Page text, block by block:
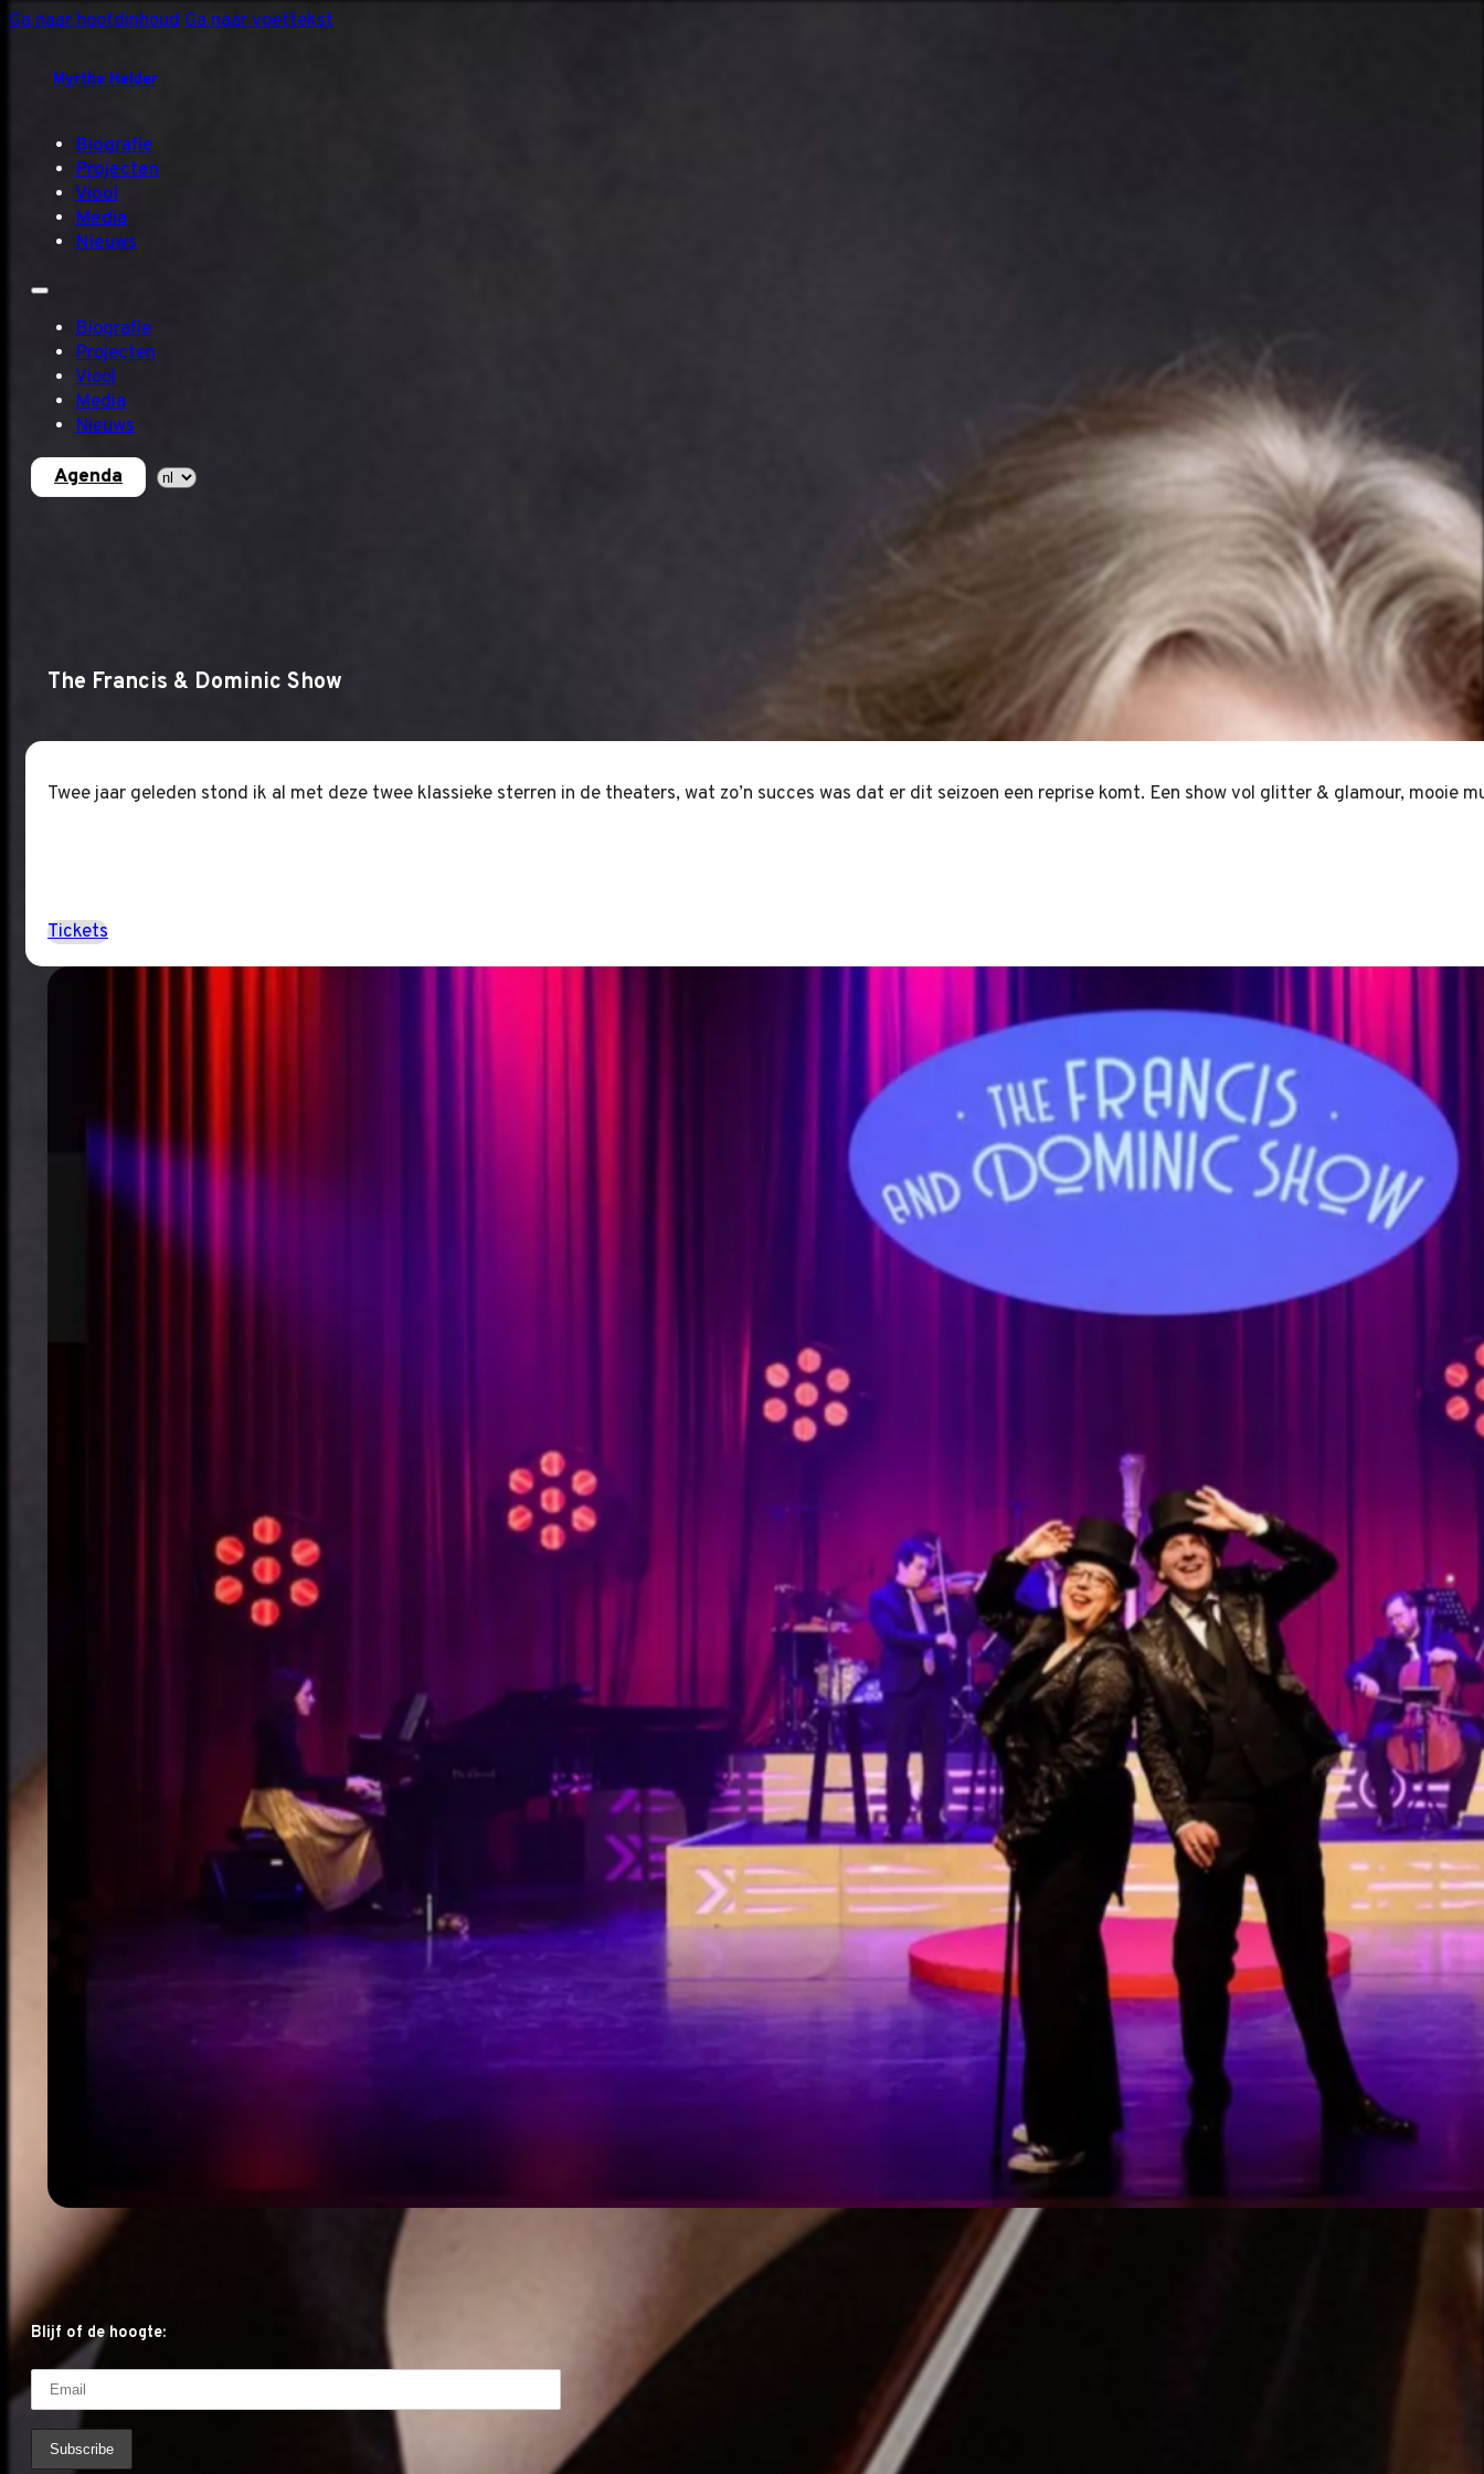
Ga naar hoofdinhoudGa naar voettekst
Myrthe Helder
Biografie
Projecten
Viool
Media
Nieuws
Biografie
Projecten
Viool
Media
Nieuws
Agenda
The Francis & Dominic Show
Twee jaar geleden stond ik al met deze twee klassieke sterren in de theaters, wat zo’n succes was dat er dit seizoen een reprise komt. Een show vol glitter & glamour, mooie
Tickets
Blijf of de hoogte: